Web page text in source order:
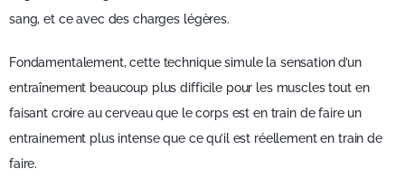
sang, et ce avec des charges légères.
Fondamentalement, cette technique simule la sensation d’un
entraînement beaucoup plus difficile pour les muscles tout en
faisant croire au cerveau que le corps est en train de faire un
entrainement plus intense que ce qu’il est réellement en train de
faire.